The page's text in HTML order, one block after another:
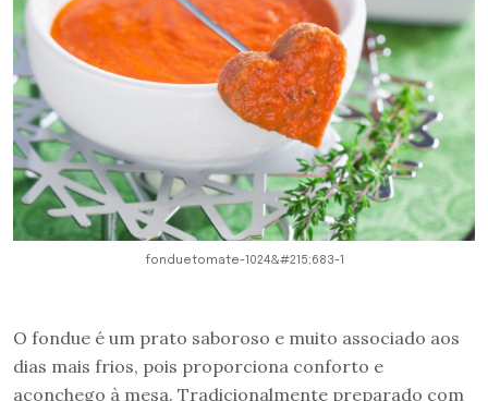
fonduetomate-1024&#215;683-1
O fondue é um prato saboroso e muito associado aos
dias mais frios, pois proporciona conforto e
aconchego à mesa. Tradicionalmente preparado com